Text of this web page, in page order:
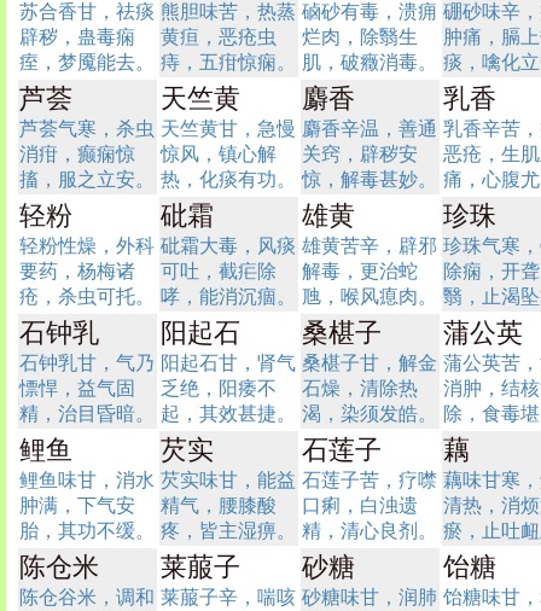
苏合香甘，祛痰
辟秽，蛊毒痫
痓，梦魇能去。
熊胆味苦，热蒸
黄疸，恶疮虫
痔，五疳惊痫。
硵砂有毒，溃痈
烂肉，除翳生
肌，破癥消毒。
硼砂味辛
肿痛，膈
痰，噙化
芦荟
芦荟气寒，杀虫
消疳，癫痫惊
搐，服之立安。
天竺黄
天竺黄甘，急慢
惊风，镇心解
热，化痰有功。
麝香
麝香辛温，善通
关窍，辟秽安
惊，解毒甚妙。
乳香
乳香辛苦
恶疮，生
痛，心腹
轻粉
轻粉性燥，外科
要药，杨梅诸
疮，杀虫可托。
砒霜
砒霜大毒，风痰
可吐，截疟除
哮，能消沉痼。
雄黄
雄黄苦辛，辟邪
解毒，更治蛇
虺，喉风瘜肉。
珍珠
珍珠气寒
除痫，开
翳，止渴
石钟乳
石钟乳甘，气乃
慓悍，益气固
精，治目昏暗。
阳起石
阳起石甘，肾气
乏绝，阳痿不
起，其效甚捷。
桑椹子
桑椹子甘，解金
石燥，清除热
渴，染须发皓。
蒲公英
蒲公英苦
消肿，结
除，食毒
鲤鱼
鲤鱼味甘，消水
肿满，下气安
胎，其功不缓。
芡实
芡实味甘，能益
精气，腰膝酸
疼，皆主湿痹。
石莲子
石莲子苦，疗噤
口痢，白浊遗
精，清心良剂。
藕
藕味甘寒
清热，消
瘀，止吐
陈仓米
陈仓谷米，调和
莱菔子
莱菔子辛，喘咳
砂糖
砂糖味甘，润肺
饴糖
饴糖味甘